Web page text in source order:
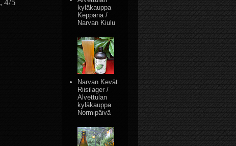
4/5
kyläkauppa
Keppana /
Narvan Kiulu
Narvan Kevät
Riisilager /
Alvettulan
kyläkauppa
Normipäivä